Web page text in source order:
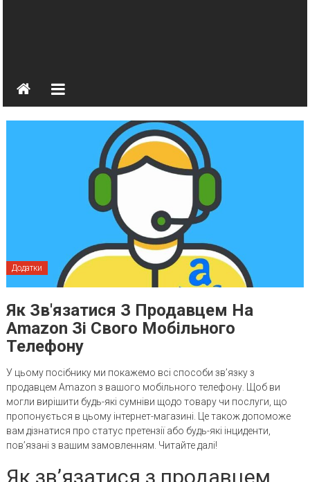
Додатки
Як Зв'язатися З Продавцем На
Amazon Зі Свого Мобільного
Телефону
У цьому посібнику ми покажемо всі способи зв’язку з
продавцем Amazon з вашого мобільного телефону. Щоб ви
могли вирішити будь-які сумніви щодо товару чи послуги, що
пропонується в цьому інтернет-магазині. Це також допоможе
вам дізнатися про статус претензії або будь-які інциденти,
пов’язані з вашим замовленням. Читайте далі!
Як зв’язатися з продавцем